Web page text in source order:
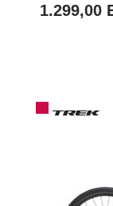
1.299,00